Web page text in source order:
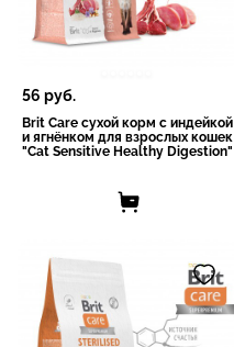
56 руб.
Brit Care сухой корм с индейкой
и ягнёнком для взрослых кошек
"Cat Sensitive Healthy Digestion"